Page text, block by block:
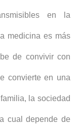
en la
medicina es más
de convivir con
convierte en una
la sociedad
cual depende de